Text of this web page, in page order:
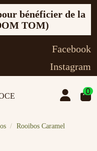
bénéficier de la
TOM)
Facebook
Instagram
0
Rooibos Caramel